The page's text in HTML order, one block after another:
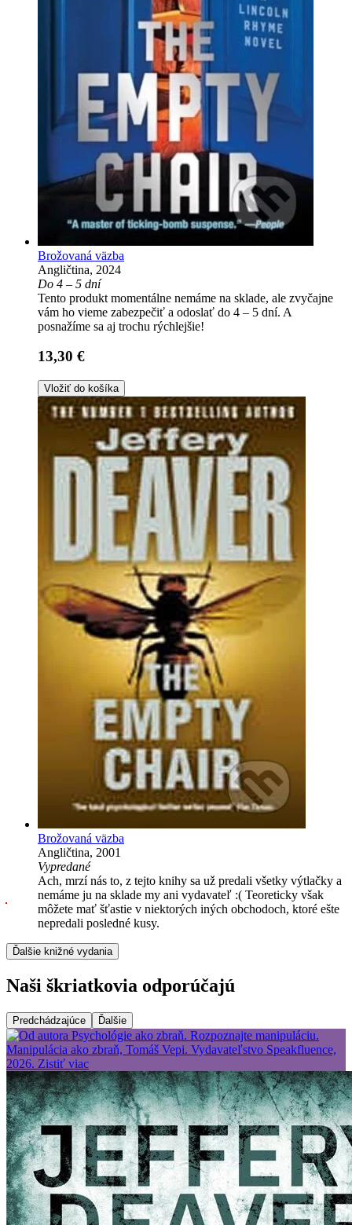
Brožovaná väzba
Angličtina, 2024
Do 4 – 5 dní
Tento produkt momentálne nemáme na sklade, ale zvyčajne
vám ho vieme zabezpečiť a odoslať do 4 – 5 dní. A
posnažíme sa aj trochu rýchlejšie!
13,30 €
Vložiť do košíka
Brožovaná väzba
Angličtina, 2001
Vypredané
Ach, mrzí nás to, z tejto knihy sa už predali všetky výtlačky a
nemáme ju na sklade my ani vydavateľ :( Teoreticky však
môžete mať šťastie v niektorých iných obchodoch, ktoré ešte
nepredali posledné kusy.
Ďalšie knižné vydania
Naši škriatkovia odporúčajú
Predchádzajúce Ďalšie